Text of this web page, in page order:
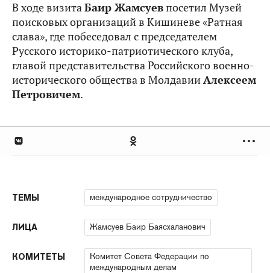
В ходе визитаБаир Жамсуевпосетил Музей
поисковых организаций в Кишиневе «Ратная
слава», где побеседовал с председателем
Русского историко-патриотического клуба,
главой представительства Российского военно-
исторического общества в МолдавииАлексеем
Петровичем.
ТЕМЫ международное сотрудничество
ЛИЦА Жамсуев Баир Баясхаланович
КОМИТЕТЫ
Комитет Совета Федерации по
международным делам